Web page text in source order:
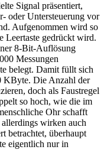
Signal präsentiert,
oder Untersteuerung vor
Aufgenommen wird so
Leertaste gedrückt wird.
8-Bit-Auflösung
Messungen
belegt. Damit füllt sich
KByte. Die Anzahl der
doch als Faustregel
so hoch, wie die im
Ohr schafft
wirken auch
betrachtet, überhaupt
eigentlich nur in